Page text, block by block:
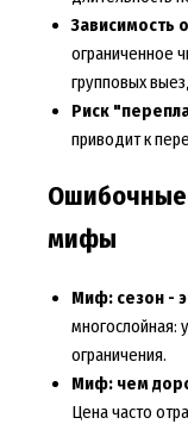
Зависимость
ограниченное
групповых
Риск
приводит к
мифы
Миф: сезон -
многослойная:
ограничения.
Миф: чем
Цена часто